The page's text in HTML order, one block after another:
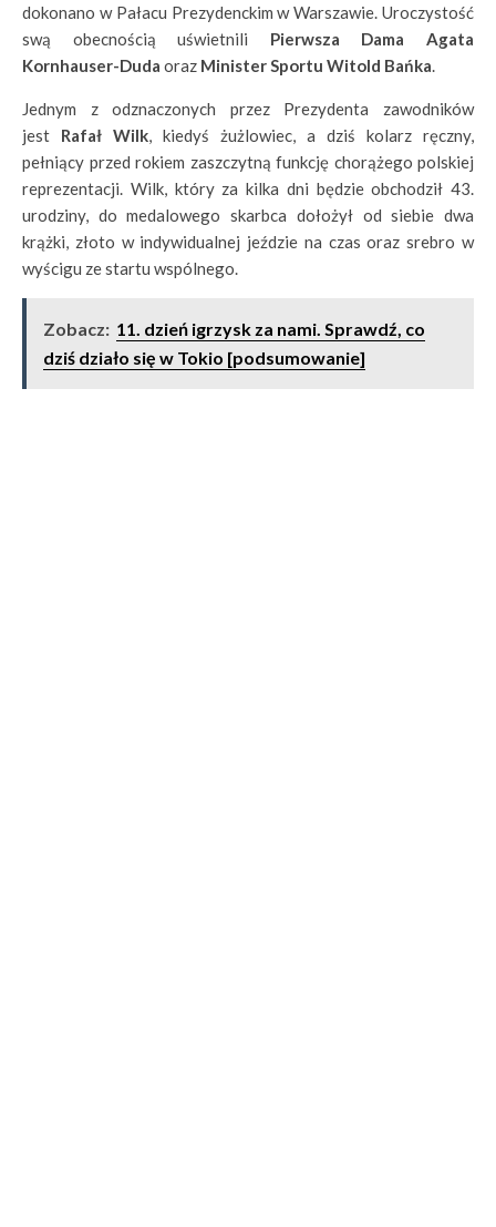
dokonano w Pałacu Prezydenckim w Warszawie. Uroczystość
swą obecnością uświetnili Pierwsza Dama Agata
Kornhauser-Duda oraz Minister Sportu Witold Bańka
Jednym z odznaczonych przez Prezydenta zawodników
jest Rafał Wilk , kiedyś żużlowiec, a dziś kolarz ręczny,
pełniący przed rokiem zaszczytną funkcję chorążego polskiej
reprezentacji. Wilk, który za kilka dni będzie obchodził 43.
urodziny, do medalowego skarbca dołożył od siebie dwa
krążki, złoto w indywidualnej jeździe na czas oraz srebro w
wyścigu ze startu wspólnego.
Zobacz: 11. dzień igrzysk za nami. Sprawdź, co
dziś działo się w Tokio [podsumowanie]